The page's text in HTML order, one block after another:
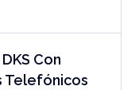
Con
Telefónicos